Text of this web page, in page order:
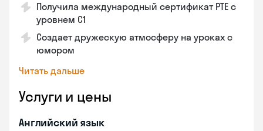
Получила международный сертификат PTE с
уровнем C1
Создает дружескую атмосферу на уроках с
юмором
Читать дальше
Услуги и цены
Английский язык